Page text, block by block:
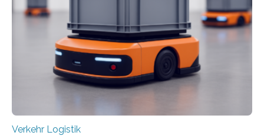
bewirken, haben Forscher*innen der Frankfurt University
of Applied Sciences (Frankfurt UAS) untersucht und
ziehen insgesamt eine positive Bilanz. Gemeinsam mit
Vertreter*innen der Stadt Frankfurt stellten sie am 15.
Mai 2025…
Verkehr Logistik